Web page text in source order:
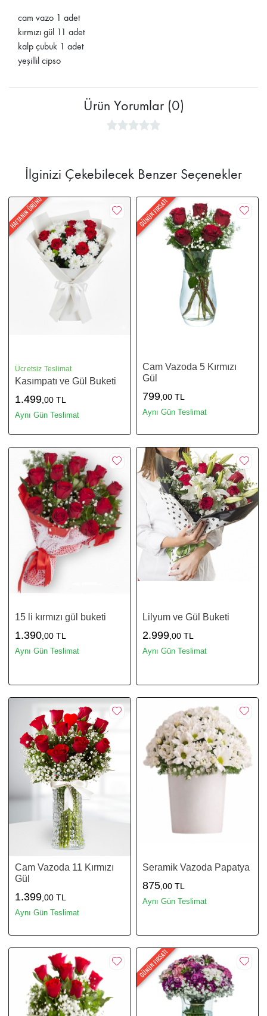
cam vazo 1 adet
kırmızı gül 11 adet
kalp çubuk 1 adet
yeşillil cipso
Ürün Yorumlar (0)
İlginizi Çekebilecek Benzer Seçenekler
HAFTANIN ÜRÜNÜ
Ücretsiz Teslimat
Kasımpatı ve Gül Buketi
1.499 ,00 TL
Aynı Gün Teslimat
GÜNÜN FIRSATI
Cam Vazoda 5 Kırmızı
Gül
799 ,00 TL
Aynı Gün Teslimat
15 li kırmızı gül buketi
1.390 ,00 TL
Aynı Gün Teslimat
Lilyum ve Gül Buketi
2.999 ,00 TL
Aynı Gün Teslimat
Cam Vazoda 11 Kırmızı
Gül
1.399 ,00 TL
Aynı Gün Teslimat
Seramik Vazoda Papatya
875 ,00 TL
Aynı Gün Teslimat
GÜNÜN FIRSATI